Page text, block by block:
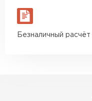
Безналичный расчёт